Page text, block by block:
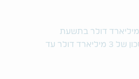
תכנית הרה-ארגון וההתייעלות מתקדמת וכבר השיגה חסכון של 1.8 מיליארד דולר בתשעת
החודשים הראשונים של שנת 2018 ואנו בדרכנו להשיג את יעד החיסכון של 3 מיליארד דולר עד